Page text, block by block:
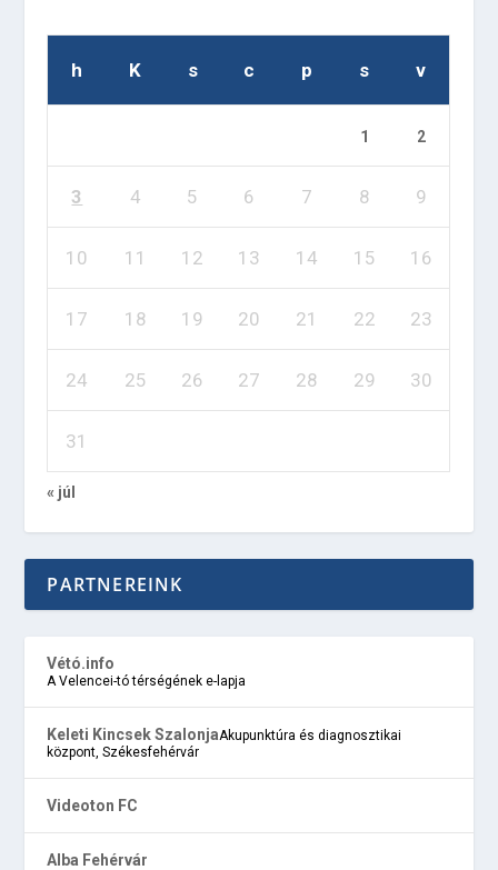
h K s c p s v
1 2
3 4 5 6 7 8 9
10 11 12 13 14 15 16
17 18 19 20 21 22 23
24 25 26 27 28 29 30
31
« júl
PARTNEREINK
Vétó.info
A Velencei-tó térségének e-lapja
Keleti Kincsek SzalonjaAkupunktúra és diagnosztikai
központ, Székesfehérvár
Videoton FC
Alba Fehérvár